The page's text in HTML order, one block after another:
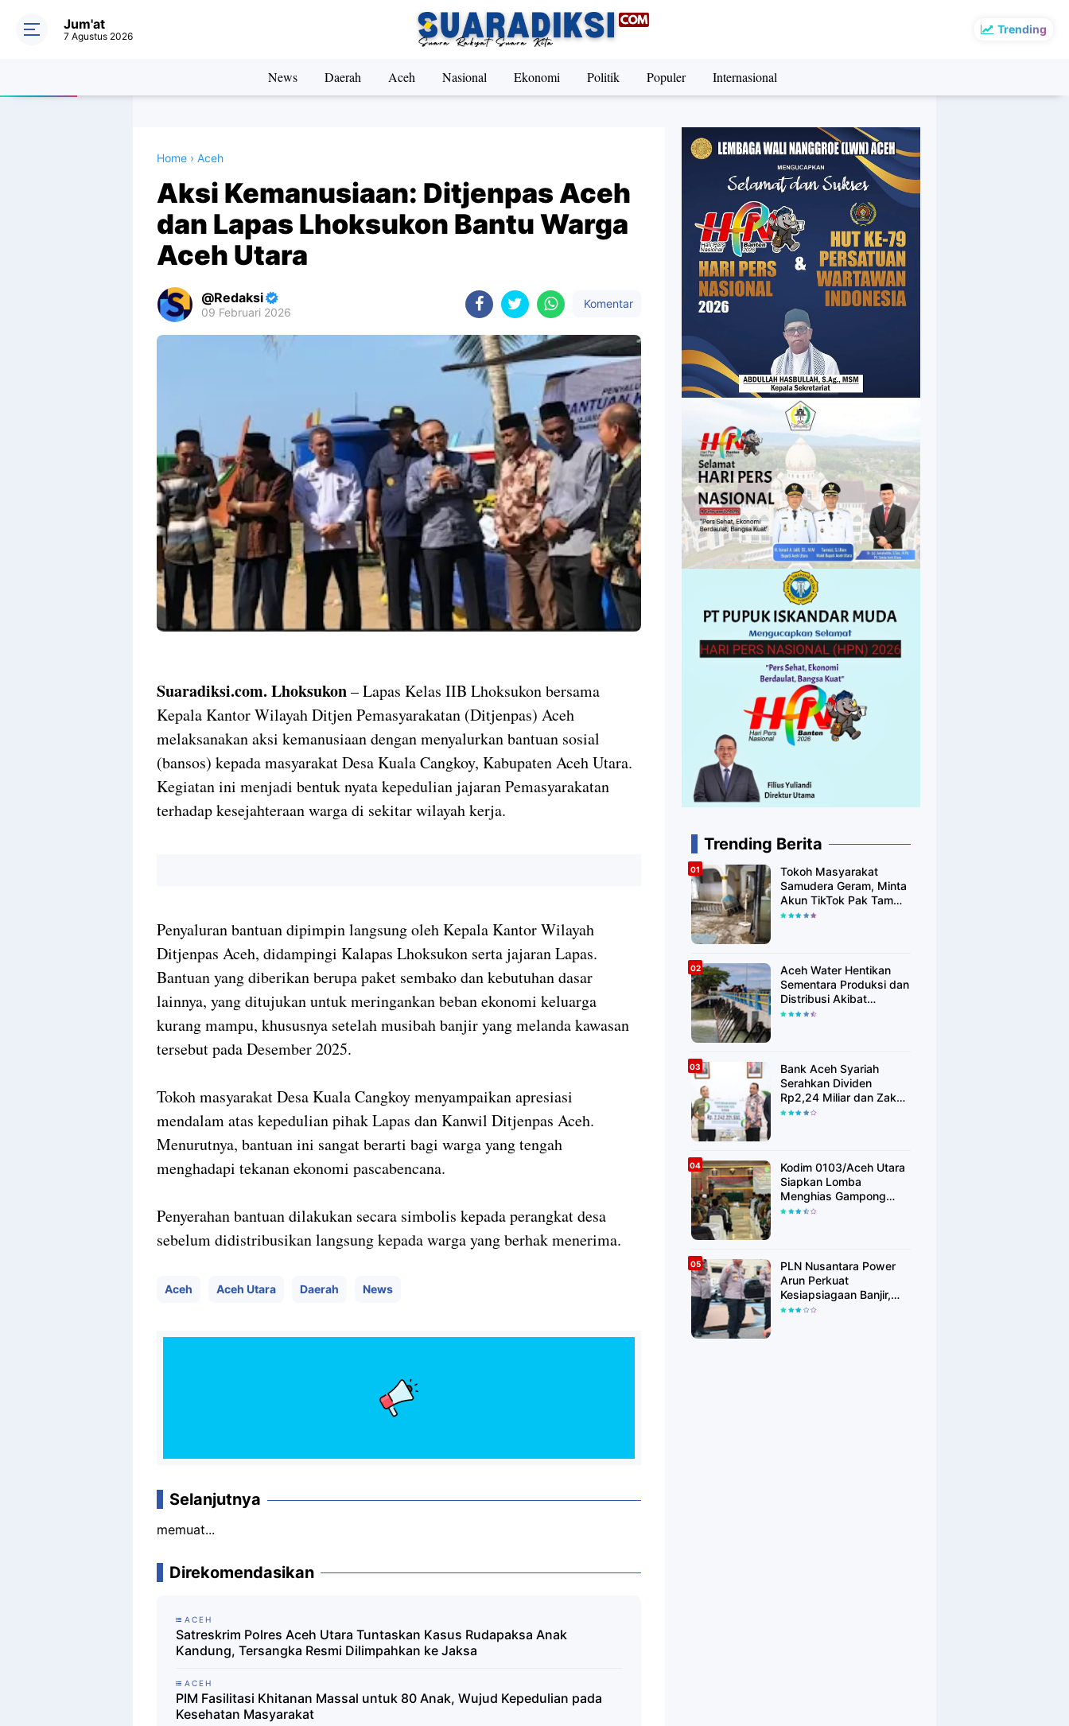
Trending
Jum'at
7 Agustus 2026
News Daerah Aceh Nasional Ekonomi Politik Populer Internasional
Home › Aceh
Aksi Kemanusiaan: Ditjenpas Aceh
dan Lapas Lhoksukon Bantu Warga
Aceh Utara
Redaksi
09 Februari 2026
Komentar
Premium
Templates
Suaradiksi.com. Lhoksukon– Lapas Kelas IIB Lhoksukon bersama
Kepala Kantor Wilayah Ditjen Pemasyarakatan (Ditjenpas) Aceh
melaksanakan aksi kemanusiaan dengan menyalurkan bantuan sosial
(bansos) kepada masyarakat Desa Kuala Cangkoy, Kabupaten Aceh Utara.
Kegiatan ini menjadi bentuk nyata kepedulian jajaran Pemasyarakatan
terhadap kesejahteraan warga di sekitar wilayah kerja.
Penyaluran bantuan dipimpin langsung oleh Kepala Kantor Wilayah
Ditjenpas Aceh, didampingi Kalapas Lhoksukon serta jajaran Lapas.
Bantuan yang diberikan berupa paket sembako dan kebutuhan dasar
lainnya, yang ditujukan untuk meringankan beban ekonomi keluarga
kurang mampu, khususnya setelah musibah banjir yang melanda kawasan
tersebut pada Desember 2025.
Tokoh masyarakat Desa Kuala Cangkoy menyampaikan apresiasi
mendalam atas kepedulian pihak Lapas dan Kanwil Ditjenpas Aceh.
Menurutnya, bantuan ini sangat berarti bagi warga yang tengah
menghadapi tekanan ekonomi pascabencana.
Penyerahan bantuan dilakukan secara simbolis kepada perangkat desa
sebelum didistribusikan langsung kepada warga yang berhak menerima.
Aceh Aceh Utara Daerah News
Selanjutnya
memuat...
Direkomendasikan
ACEH
Satreskrim Polres Aceh Utara Tuntaskan Kasus Rudapaksa Anak
Kandung, Tersangka Resmi Dilimpahkan ke Jaksa
ACEH
PIM Fasilitasi Khitanan Massal untuk 80 Anak, Wujud Kepedulian pada
Kesehatan Masyarakat
Trending Berita
Tokoh Masyarakat
Samudera Geram, Minta
Akun TikTok Pak Tam
Tak Tebar Harapan
Aceh Water Hentikan
Sementara Produksi dan
Distribusi Akibat
Fenomena Alam yang
Bank Aceh Syariah
Serahkan Dividen
Rp2,24 Miliar dan Zakat
Rp400 Juta kepada
Kodim 0103/Aceh Utara
Siapkan Lomba
Menghias Gampong
Berhadiah Rp100 Juta,
PLN Nusantara Power
Arun Perkuat
Kesiapsiagaan Banjir,
Polres Lhokseumawe